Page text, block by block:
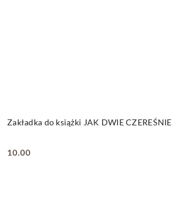
Zakładka do książki JAK DWIE CZEREŚNIE
Cena:
10.00